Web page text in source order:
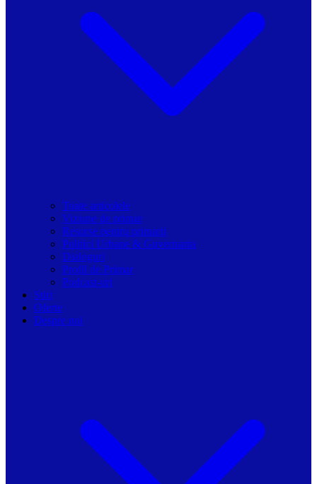
Toate articolele
Viziune de primar
Resurse pentru primarii
Politici Urbane & Guvernanta
Dialoguri
Profil de Primar
Podcast-uri
Stiri
Oferte
Despre noi